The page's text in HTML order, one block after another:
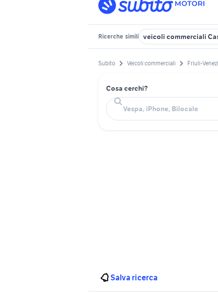
Ricerche simili veicoli commerciali
Subito Veicoli commerciali Friuli-
Cosa cerchi?
Salva ricerca